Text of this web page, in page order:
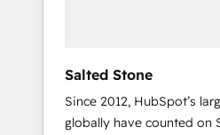
Salted Stone
Since 2012, HubSpot’s
globally have counted on